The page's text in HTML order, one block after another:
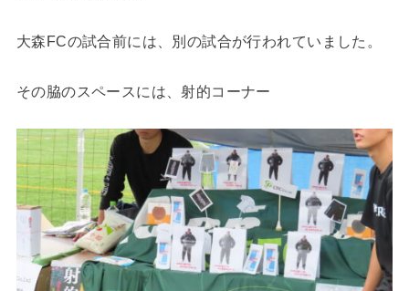
大森FCの試合前には、別の試合が行われていました。
その脇のスペースには、射的コーナー